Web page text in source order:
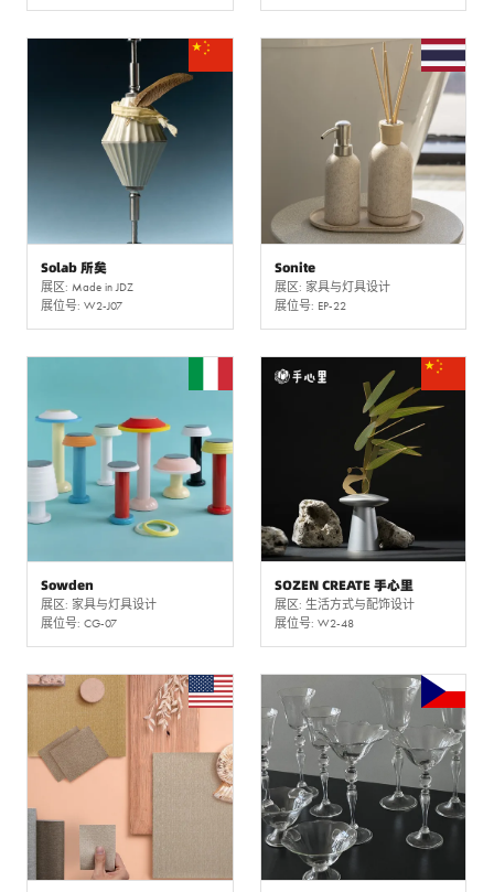
Solab 所矣
展区: Made in JDZ
展位号: W2-J07
Sonite
展区: 家具与灯具设计
展位号: EP-22
Sowden
展区: 家具与灯具设计
展位号: CG-07
SOZEN CREATE 手心里
展区: 生活方式与配饰设计
展位号: W2-48